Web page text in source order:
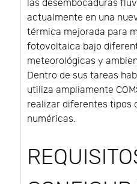
las desembocaduras
actualmente en una
térmica mejorada para
fotovoltaica bajo
meteorológicas y
Dentro de sus tareas
utiliza ampliamente
realizar diferentes tipos
numéricas.